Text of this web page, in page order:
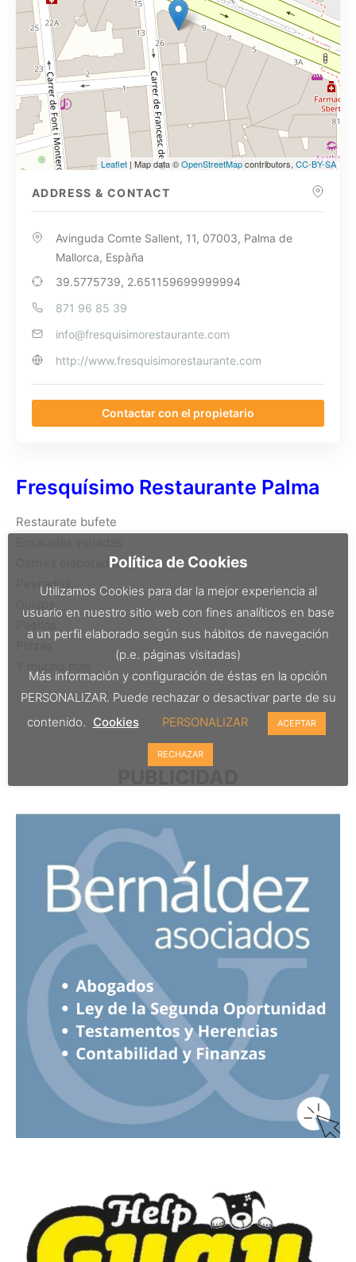
Leaflet | Map data ©OpenStreetMapcontributors, CC-BY-SA
ADDRESS & CONTACT
Avinguda Comte Sallent, 11, 07003, Palma de
Mallorca, Espàña
39.5775739, 2.651159699999994
871 96 85 39
info@fresquisimorestaurante.com
http://www.fresquisimorestaurante.com
Contactar con el propietario
Fresquísimo Restaurante Palma
Restaurate bufete
Carnes elaboradas
Pescados
Guisos
Política de Cookies
Utilizamos Cookies para dar la mejor experiencia al
usuario en nuestro sitio web con fines analíticos en base
a un perfil elaborado según sus hábitos de navegación
(p.e. páginas visitadas)
Más información y configuración de éstas en la opción
PERSONALIZAR. Puede rechazar o desactivar parte de su
contenido. Cookies PERSONALIZAR ACEPTAR
RECHAZAR